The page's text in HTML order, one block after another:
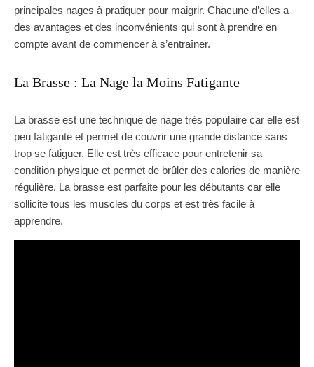
principales nages à pratiquer pour maigrir. Chacune d’elles a
des avantages et des inconvénients qui sont à prendre en
compte avant de commencer à s’entraîner.
La Brasse : La Nage la Moins Fatigante
La brasse est une technique de nage très populaire car elle est
peu fatigante et permet de couvrir une grande distance sans
trop se fatiguer. Elle est très efficace pour entretenir sa
condition physique et permet de brûler des calories de manière
régulière. La brasse est parfaite pour les débutants car elle
sollicite tous les muscles du corps et est très facile à
apprendre.